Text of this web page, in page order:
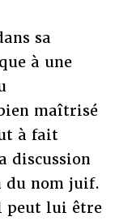
sa
à une
maîtrisé
à fait
discussion
du nom juif.
peut lui être